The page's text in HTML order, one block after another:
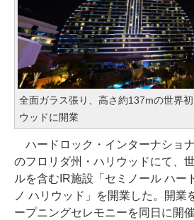
全面ガラス張り、高さ約137mの世界
ウッドに開業
ハードロック・インターナショ
のフロリダ州・ハリウッドにて、
ルを含むIR施設「セミノール ハー
ノ ハリウッド」を開業した。開業
ープニングセレモニーを同日に開催